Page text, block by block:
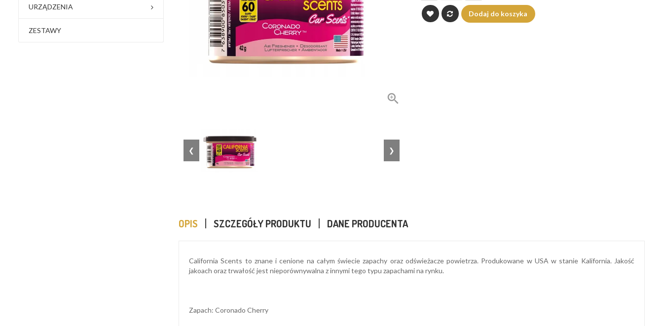
URZĄDZENIA
ZESTAWY

❮ ❯
Dodaj do koszyka
OPIS SZCZEGÓŁY PRODUKTU DANE PRODUCENTA
California Scents to znane i cenione na całym świecie zapachy oraz odświeżacze powietrza. Produkowane w USA w stanie Kalifornia. Jakość
jakoach oraz trwałość jest nieporównywalna z innymi tego typu zapachami na rynku.
Zapach: Coronado Cherry